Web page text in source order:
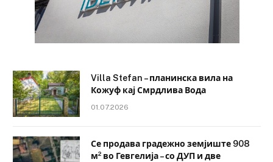
Villa Stefan – планинска вила на
Кожуф кај Смрдлива Вода
01.07.2026
Се продава градежно земјиште 908
м² во Гевгелија – со ДУП и две